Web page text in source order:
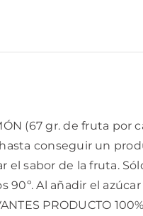
(67 gr. de fruta
conseguir un
sabor de la fruta.
Al añadir el
PRODUCTO 100%